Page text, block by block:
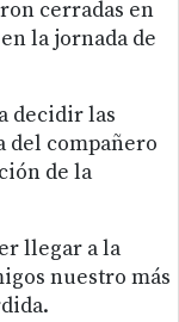
cerradas en
la jornada de
decidir las
del compañero
de la
llegar a la
nuestro más